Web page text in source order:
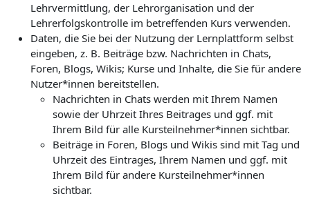
Lehrvermittlung, der Lehrorganisation und der
Lehrerfolgskontrolle im betreffenden Kurs verwenden.
Daten, die Sie bei der Nutzung der Lernplattform selbst
eingeben, z. B. Beiträge bzw. Nachrichten in Chats,
Foren, Blogs, Wikis; Kurse und Inhalte, die Sie für andere
Nutzer*innen bereitstellen.
Nachrichten in Chats werden mit Ihrem Namen
sowie der Uhrzeit Ihres Beitrages und ggf. mit
Ihrem Bild für alle Kursteilnehmer*innen sichtbar.
Beiträge in Foren, Blogs und Wikis sind mit Tag und
Uhrzeit des Eintrages, Ihrem Namen und ggf. mit
Ihrem Bild für andere Kursteilnehmer*innen
sichtbar.